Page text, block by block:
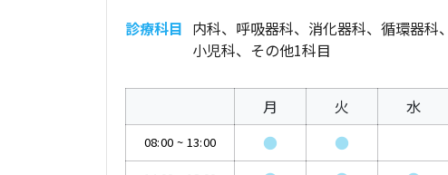
診療科目 内科、呼吸器科、消化器科、循環器科、
小児科、その他1科目
月 火 水
08:00 ~ 13:00 ● ●